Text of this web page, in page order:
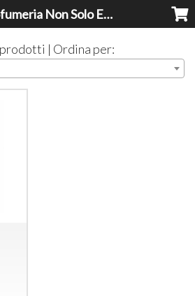
Bioprofumeria Non Solo Essenze
| Ordina per: